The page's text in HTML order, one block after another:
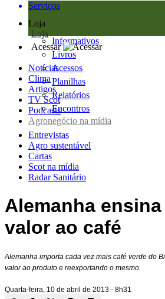
Serviços
Loja
Loja
Informativos
Livros
Acessos
Planilhas
Relatórios
Encontros
Acessar
Notícias
Clima
Artigos
TV Scot
Podcasts
Agronegócio na mídia
Entrevistas
Agro sustentável
Cartas
Scot na mídia
Radar Sanitário
Alemanha
valor ao café
Alemanha importa cada vez mais café verde do
valor ao produto e reexportando o mesmo.
Quarta-feira, 10 de abril de 2013 - 8h31